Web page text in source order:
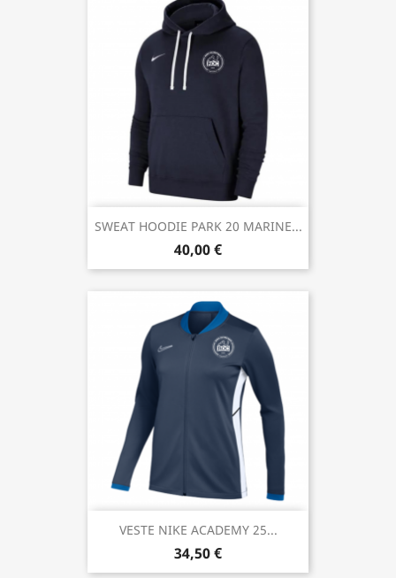
SWEAT HOODIE PARK 20 MARINE...
40,00 €
VESTE NIKE ACADEMY 25...
34,50 €